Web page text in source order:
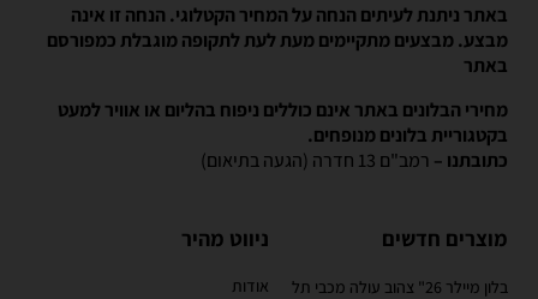
באתר ניתנת לעיתים הנחה על המחיר הקטלוגי. הנחה זו אינה
מבצע. מבצעים מתקיימים מעת לעת לתקופה מוגבלת כמפורסם
באתר
מחירי הבלונים באתר אינם כוללים ניפוח בהליום או אוויר למעט
בקטגוריית בלונים מנופחים.
כתובתנו – רמב"ם 13 חדרה (הגעה בתיאום)
מוצרים חדשים
בלון מיילר 26" צהוב עולה מכבי תל
ניווט מהיר
אודות